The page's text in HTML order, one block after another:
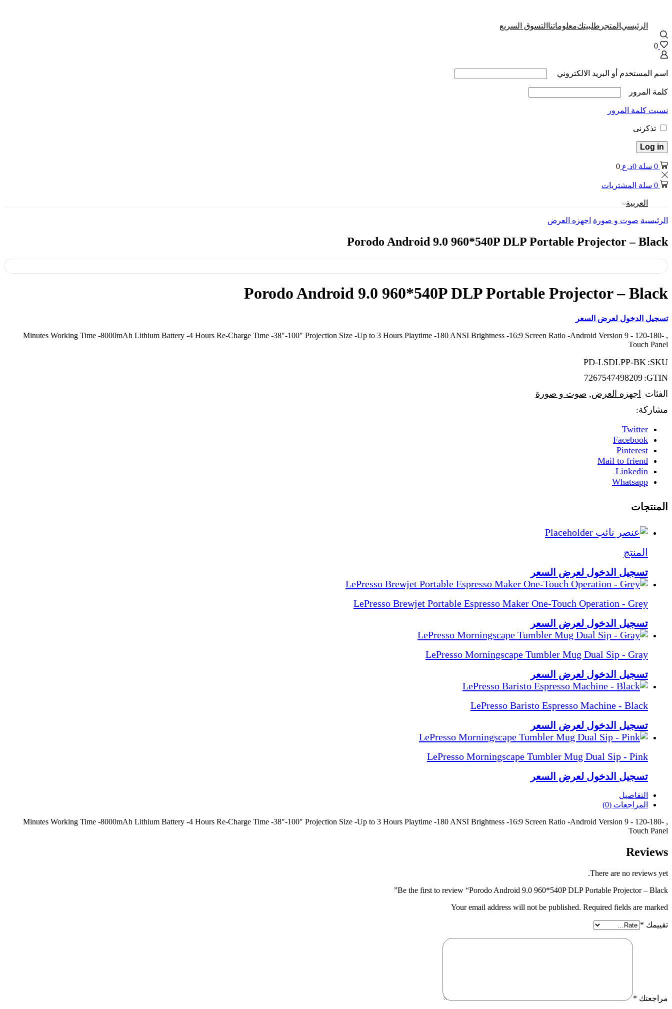
الرئيسي المتجر طلبيتكمعلوماتنا التسوق السريع
0
اسم المستخدم أو البريد الالكتروني
كلمة المرور
نسيت كلمة المرور
تذكرنى
Log in
0 سلة 0د.ع 0
0 سلة المشتريات
العربية
الرئيسية صوت و صورة اجهزه العرض
Porodo Android 9.0 960*540P DLP Portable Projector – Black
Porodo Android 9.0 960*540P DLP Portable Projector – Black
تسجيل الدخول لعرض السعر
, -120-180 Minutes Working Time -8000mAh Lithium Battery -4 Hours Re-Charge Time -38″-100″ Projection Size -Up to 3 Hours Playtime -180 ANSI Brightness -16:9 Screen Ratio -Android Version 9 -
Touch Panel
SKU:
PD-LSDLPP-BK
GTIN:
7267547498209
الفئات اجهزه العرض, صوت و صورة
مشاركة:
Twitter
Facebook
Pinterest
Mail to friend
Linkedin
Whatsapp
المنتجات
المنتج
تسجيل الدخول لعرض السعر
LePresso Brewjet Portable Espresso Maker One-Touch Operation - Grey
تسجيل الدخول لعرض السعر
LePresso Morningscape Tumbler Mug Dual Sip - Gray
تسجيل الدخول لعرض السعر
LePresso Baristo Espresso Machine - Black
تسجيل الدخول لعرض السعر
LePresso Morningscape Tumbler Mug Dual Sip - Pink
تسجيل الدخول لعرض السعر
التفاصيل
المراجعات (0)
, -120-180 Minutes Working Time -8000mAh Lithium Battery -4 Hours Re-Charge Time -38″-100″ Projection Size -Up to 3 Hours Playtime -180 ANSI Brightness -16:9 Screen Ratio -Android Version 9 -
Touch Panel
Reviews
There are no reviews yet.
Be the first to review “Porodo Android 9.0 960*540P DLP Portable Projector – Black”
Your email address will not be published. Required fields are marked
تقييمك *
مراجعتك *